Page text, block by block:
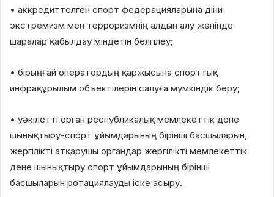
• аккредиттелген спорт федерацияларына діни
экстремизм мен терроризмнің алдын алу жөнінде
шаралар қабылдау міндетін белгілеу;
• бірыңғай оператордың қаржысына спорттық
инфрақұрылым объектілерін салуға мүмкіндік беру;
• уәкілетті орган республикалық мемлекеттік дене
шынықтыру-спорт ұйымдарының бірінші басшыларын,
жергілікті атқарушы органдар жергілікті мемлекеттік
дене шынықтыру спорт ұйымдарының бірінші
басшыларын ротациялауды іске асыру.